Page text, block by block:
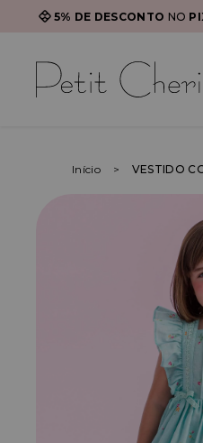
5% DE DESCONTO NO
Início VESTIDO